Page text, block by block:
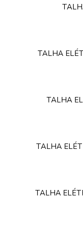
TALHA
TALHA
TALHA
TALHA